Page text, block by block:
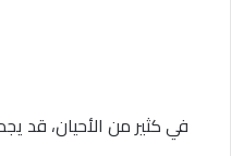
في كثير من الأحيان،